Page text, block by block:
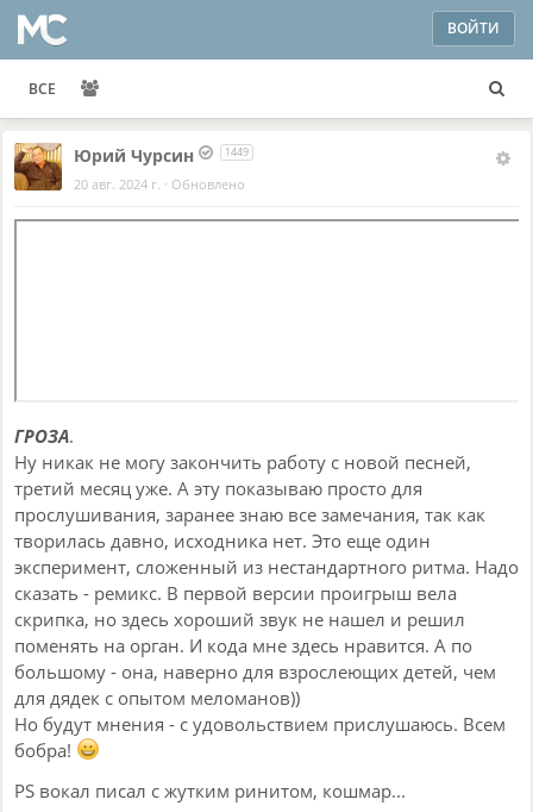
ВОЙТИ
ВСЕ
Юрий Чурсин 1449
20 авг. 2024 г. · Обновлено
ГРОЗА.
Ну никак не могу закончить работу с новой песней,
третий месяц уже. А эту показываю просто для
прослушивания, заранее знаю все замечания, так как
творилась давно, исходника нет. Это еще один
эксперимент, сложенный из нестандартного ритма. Надо
сказать - ремикс. В первой версии проигрыш вела
скрипка, но здесь хороший звук не нашел и решил
поменять на орган. И кода мне здесь нравится. А по
большому - она, наверно для взрослеющих детей, чем
для дядек с опытом меломанов))
Но будут мнения - с удовольствием прислушаюсь. Всем
бобра!
PS вокал писал с жутким ринитом, кошмар...